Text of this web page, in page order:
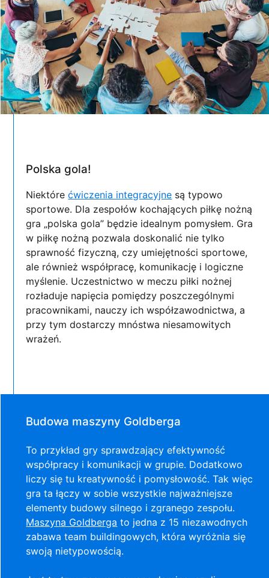
Polska gola!
Niektórećwiczenia integracyjne są typowo
sportowe. Dla zespołów kochających piłkę nożną
gra „polska gola” będzie idealnym pomysłem. Gra
w piłkę nożną pozwala doskonalić nie tylko
sprawność fizyczną, czy umiejętności sportowe,
ale również współpracę, komunikację i logiczne
myślenie. Uczestnictwo w meczu piłki nożnej
rozładuje napięcia pomiędzy poszczególnymi
pracownikami, nauczy ich współzawodnictwa, a
przy tym dostarczy mnóstwa niesamowitych
wrażeń.
Budowa maszyny Goldberga
To przykład gry sprawdzający efektywność
współpracy i komunikacji w grupie. Dodatkowo
liczy się tu kreatywność i pomysłowość. Tak więc
gra ta łączy w sobie wszystkie najważniejsze
elementy budowy silnego i zgranego zespołu.
Maszyna Goldberga to jedna z 15 niezawodnych
zabawa team buildingowych, która wyróżnia się
swoją nietypowością.